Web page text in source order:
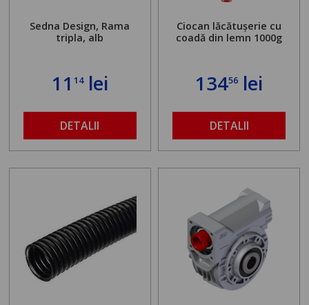
Sedna Design, Rama
tripla, alb
11 14lei
DETALII
Ciocan lăcătușerie cu
coadă din lemn 1000g
13456 lei
DETALII